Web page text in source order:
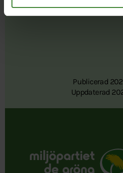
Publicerad
Uppdaterad